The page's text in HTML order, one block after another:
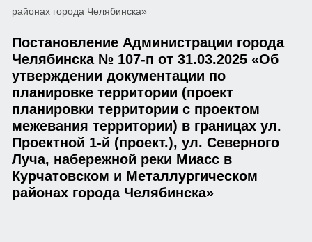
районах города Челябинска»
Постановление Администрации города
Челябинска № 107-п от 31.03.2025 «Об
утверждении документации по
планировке территории (проект
планировки территории с проектом
межевания территории) в границах ул.
Проектной 1-й (проект.), ул. Северного
Луча, набережной реки Миасс в
Курчатовском и Металлургическом
районах города Челябинска»